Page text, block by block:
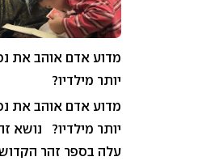
מדוע אדם אוהב את
יותר מילדיו?
מדוע אדם אוהב את
יותר מילדיו? נושא
עלה בספר זהר